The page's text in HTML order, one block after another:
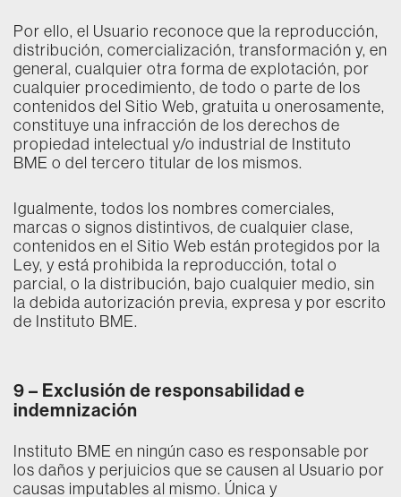
Por ello, el Usuario reconoce que la reproducción,
distribución, comercialización, transformación y, en
general, cualquier otra forma de explotación, por
cualquier procedimiento, de todo o parte de los
contenidos del Sitio Web, gratuita u onerosamente,
constituye una infracción de los derechos de
propiedad intelectual y/o industrial de Instituto
BME o del tercero titular de los mismos.
Igualmente, todos los nombres comerciales,
marcas o signos distintivos, de cualquier clase,
contenidos en el Sitio Web están protegidos por la
Ley, y está prohibida la reproducción, total o
parcial, o la distribución, bajo cualquier medio, sin
la debida autorización previa, expresa y por escrito
de Instituto BME.
9 – Exclusión de responsabilidad e
indemnización
Instituto BME en ningún caso es responsable por
los daños y perjuicios que se causen al Usuario por
causas imputables al mismo. Única y